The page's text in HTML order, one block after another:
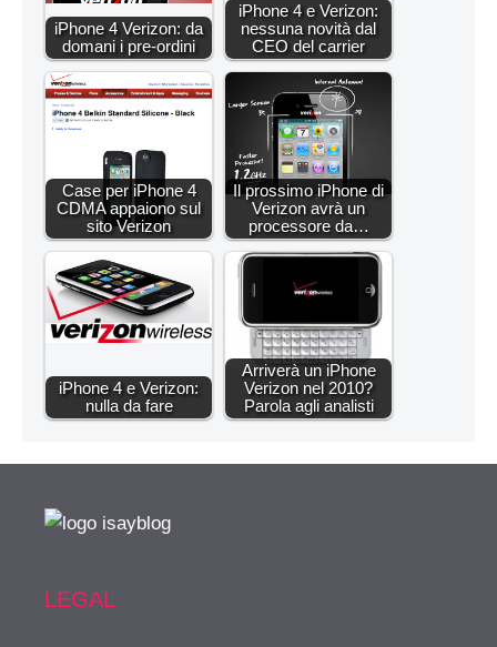
iPhone 4 Verizon: da
domani i pre-ordini
iPhone 4 e Verizon:
nessuna novità dal
CEO del carrier
Case per iPhone 4
CDMA appaiono sul
sito Verizon
Il prossimo iPhone di
Verizon avrà un
processore da…
iPhone 4 e Verizon:
nulla da fare
Arriverà un iPhone
Verizon nel 2010?
Parola agli analisti
LEGAL